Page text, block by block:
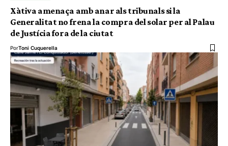
Xàtiva amenaça amb anar als tribunals si la
Generalitat no frena la compra del solar per al Palau
de Justícia fora de la ciutat
PorToni Cuquerella